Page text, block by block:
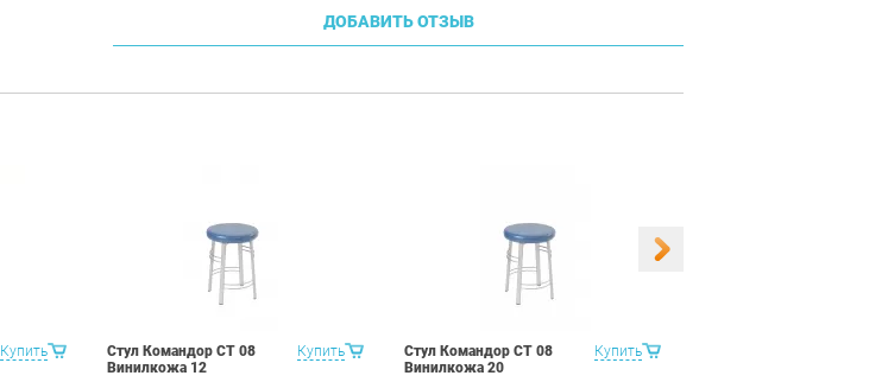
ДОБАВИТЬ ОТЗЫВ
Купить Купить
Стул Командор СТ 08
Винилкожа 12
Купить
Стул Командор СТ 08
Винилкожа 20